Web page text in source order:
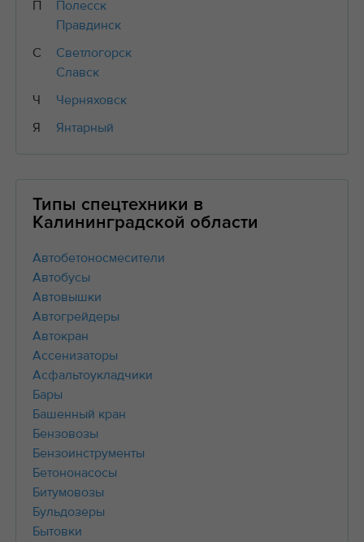
П
Полесск
Правдинск
С
Светлогорск
Славск
Ч
Черняховск
Я
Янтарный
Типы спецтехники в
Калининградской области
Автобетоносмесители
Автобусы
Автовышки
Автогрейдеры
Автокран
Ассенизаторы
Асфальтоукладчики
Бары
Башенный кран
Бензовозы
Бензоинструменты
Бетононасосы
Битумовозы
Бульдозеры
Бытовки